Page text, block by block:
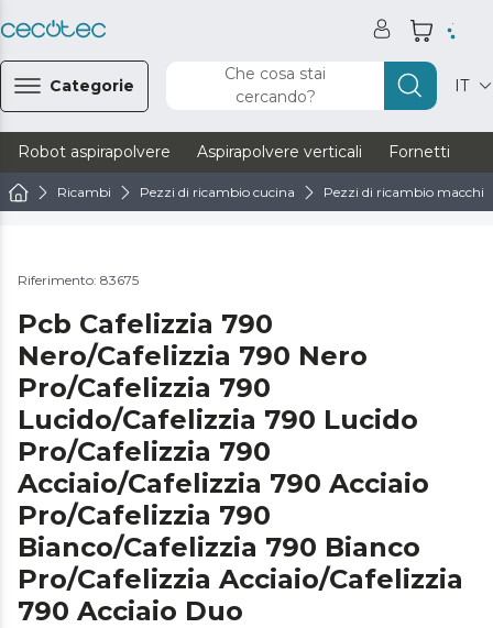
Categorie
Che cosa stai
cercando?
IT
Robot aspirapolvere Aspirapolvere verticali Fornetti
Ricambi Pezzi di ricambio cucina Pezzi di ricambio
Riferimento: 83675
Pcb Cafelizzia 790
Nero/Cafelizzia 790 Nero
Pro/Cafelizzia 790
Lucido/Cafelizzia 790 Lucido
Pro/Cafelizzia 790
Acciaio/Cafelizzia 790 Acciaio
Pro/Cafelizzia 790
Bianco/Cafelizzia 790 Bianco
Pro/Cafelizzia Acciaio/Cafelizzia
790 Acciaio Duo